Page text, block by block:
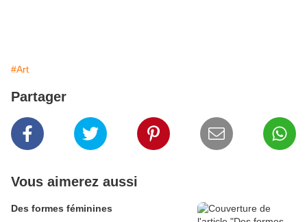
#Art
Partager
Vous aimerez aussi
Des formes féminines